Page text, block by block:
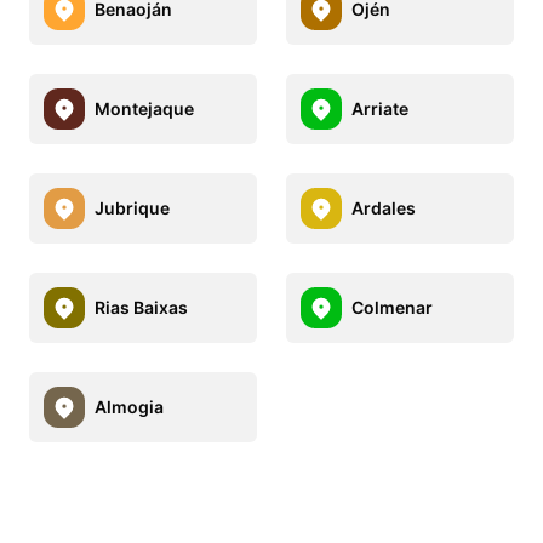
Benaoján Ojén
Montejaque Arriate
Jubrique Ardales
Rias Baixas Colmenar
Almogia